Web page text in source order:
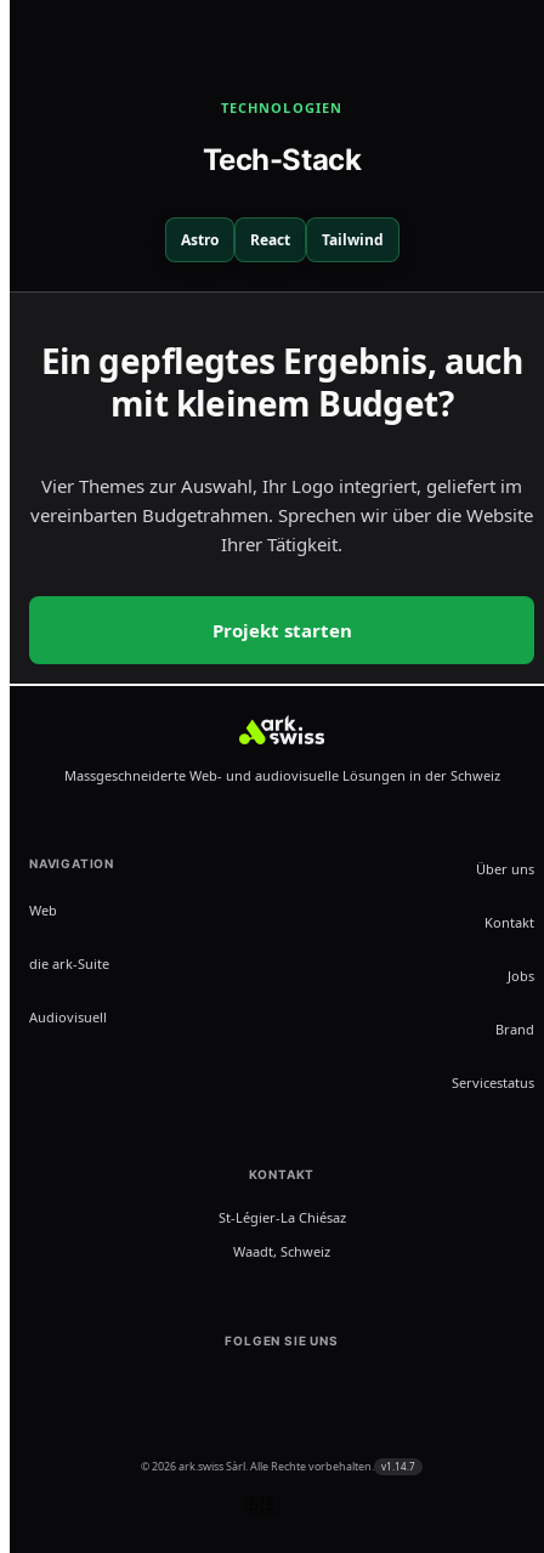
TECHNOLOGIEN
Tech-Stack
Astro React Tailwind
Ein gepflegtes Ergebnis, auch
mit kleinem Budget?
Vier Themes zur Auswahl, Ihr Logo integriert, geliefert im
vereinbarten Budgetrahmen. Sprechen wir über die Website
Ihrer Tätigkeit.
Projekt starten
Massgeschneiderte Web- und audiovisuelle Lösungen in der Schweiz
NAVIGATION
Web
die ark-Suite
Audiovisuell
Über uns
Kontakt
Jobs
Brand
Servicestatus
KONTAKT
St-Légier-La Chiésaz
Waadt, Schweiz
FOLGEN SIE UNS
© 2026 ark.swiss Sàrl. Alle Rechte vorbehalten. v1.14.7